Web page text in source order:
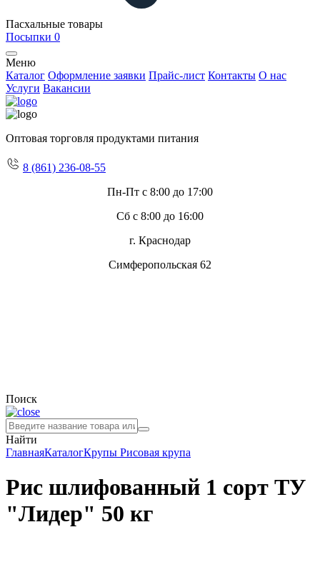
Пасхальные товары
Посыпки 0
Меню
Каталог Оформление заявки Прайс-лист Контакты О нас
Услуги Вакансии
Оптовая торговля продуктами питания
8 (861) 236-08-55
Пн-Пт с 8:00 до 17:00
Сб с 8:00 до 16:00
г. Краснодар
Симферопольская 62
Поиск
Найти
ГлавнаяКаталогКрупы Рисовая крупа
Рис шлифованный 1 сорт ТУ
"Лидер" 50 кг